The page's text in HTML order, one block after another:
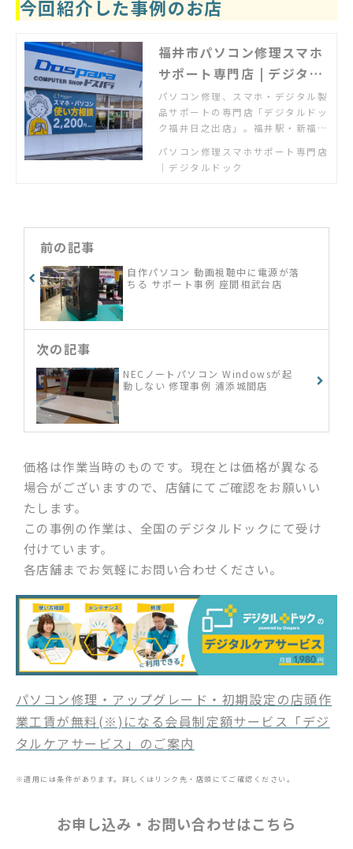
今回紹介した事例のお店
福井市パソコン修理スマホ
サポート専門店 | デジタル
ドック福井日之出店
パソコン修理、スマホ・デジタル製
品サポートの専門店「デジタルドッ
ク福井日之出店」。福井駅・新福井
ンが故障した」「スマホの使い方が
わからない」「新しいパソコンの設
パソコン修理スマホサポート専門店
｜デジタルドック
前の記事
自作パソコン 動画視聴中に電源が落
ちる サポート事例 座間相武台店
次の記事
NECノートパソコン Windowsが起
動しない 修理事例 浦添城間店
価格は作業当時のものです。現在とは価格が異なる
場合がございますので、店舗にてご確認をお願いい
たします。
この事例の作業は、全国のデジタルドックにて受け
付けています。
各店舗までお気軽にお問い合わせください。
パソコン修理・アップグレード・初期設定の店頭作
業工賃が無料(※)になる会員制定額サービス「デジ
タルケアサービス」のご案内
※適用には条件があります。詳しくはリンク先・店頭にてご確認ください。
お申し込み・お問い合わせはこちら